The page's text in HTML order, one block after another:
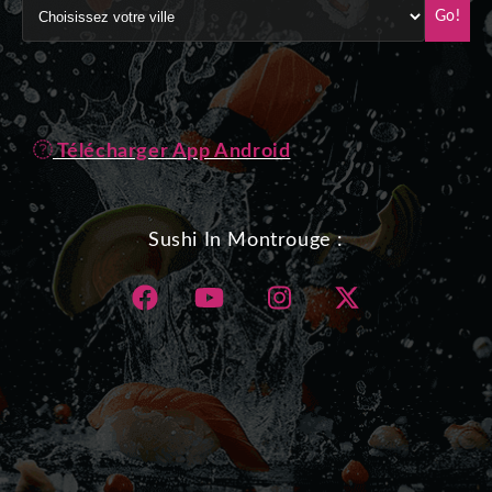
Go!
Télécharger App Android
Sushi In Montrouge :